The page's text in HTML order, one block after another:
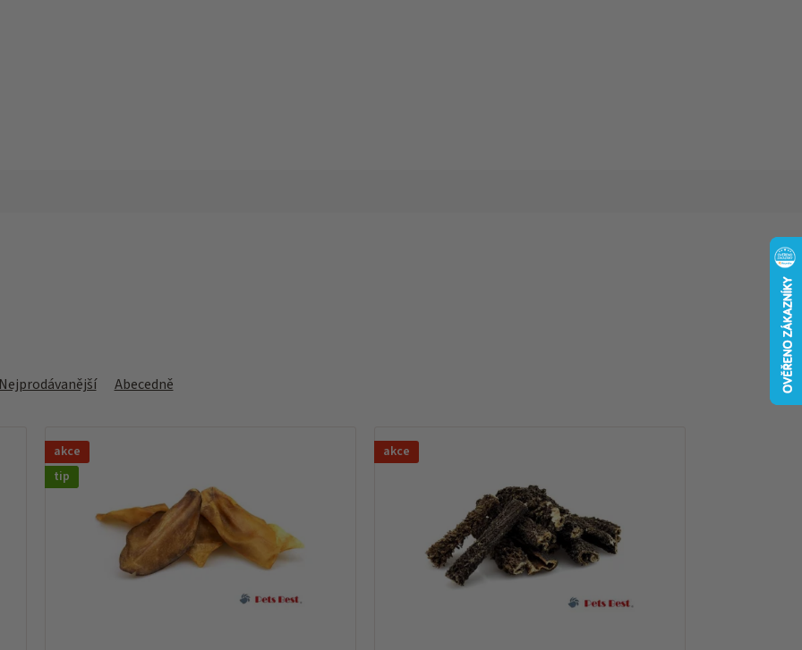
Nejprodávanější Abecedně
akce
tip
akce